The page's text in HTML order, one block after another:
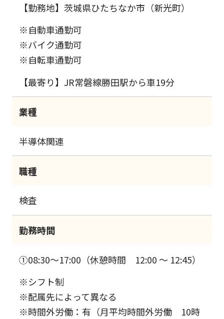
【勤務地】茨城県ひたちなか市（新光町）
※自動車通勤可
※バイク通勤可
※自転車通勤可
【最寄り】JR常磐線勝田駅から車19分
業種
半導体関連
職種
検査
勤務時間
①08:30～17:00（休憩時間 12:00 ～ 12:45）
※シフト制
※配属先によって異なる
※時間外労働：有（月平均時間外労働 10時